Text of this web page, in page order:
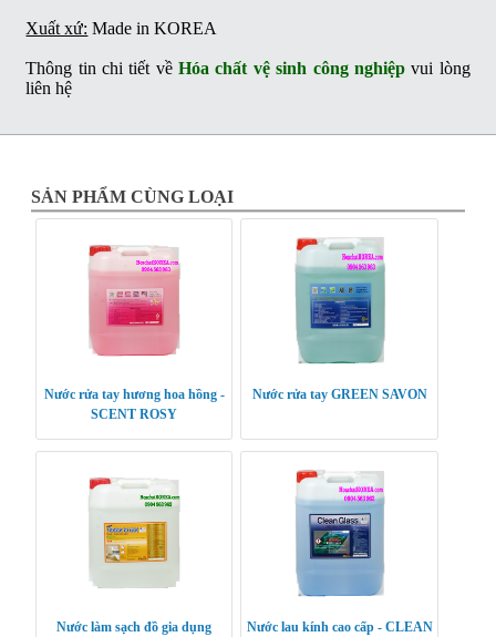
Xuất xứ: Made in KOREA
Thông tin chi tiết vềHóa chất vệ sinh công nghiệpvui lòng
liên hệ
SẢN PHẨM CÙNG LOẠI
Nước rửa tay hương hoa hồng -
SCENT ROSY
Nước rửa tay GREEN SAVON
Nước làm sạch đồ gia dụng
Nước lau kính cao cấp - CLEAN